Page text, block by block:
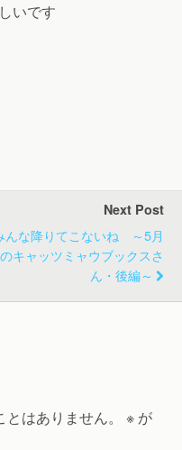
いです
Next Post
んな降りてこないね ～5月
のキャッツミャウブックスさ
ん・後編～
はありません。 ※ が